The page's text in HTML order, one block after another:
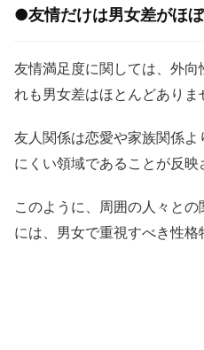
●友情だけは男女差がほ
友情満足度に関しては、外
れも男女差はほとんどありま
友人関係は恋愛や家族関係
にくい領域であることが反映
このように、周囲の人々と
には、男女で重視すべき性格